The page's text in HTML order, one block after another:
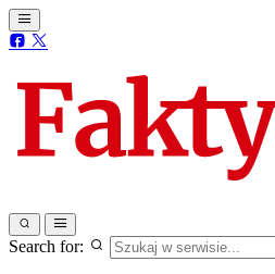
Search for: